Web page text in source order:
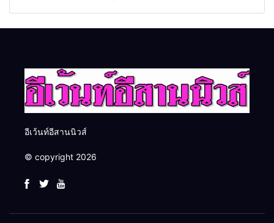
อีเว้นท์อีสานนิวส์
© copyright 2026